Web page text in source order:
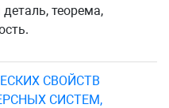
теорема,
СВОЙСТВ
СИСТЕМ,